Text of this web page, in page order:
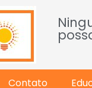
Contato